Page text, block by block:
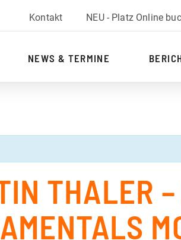
Kontakt NEU - Platz Online
NEWS & TERMINE
THALER –